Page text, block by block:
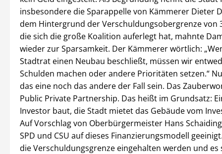
insbesondere die Sparappelle von Kämmerer Dieter
dem Hintergrund der Verschuldungsobergrenze von
die sich die große Koalition auferlegt hat, mahnte
wieder zur Sparsamkeit. Der Kämmerer wörtlich:
Stadtrat einen Neubau beschließt, müssen wir
Schulden machen oder andere Prioritäten setzen.“
das eine noch das andere der Fall sein. Das
Public Private Partnership. Das heißt im Grundsatz:
Investor baut, die Stadt mietet das Gebäude vom
Auf Vorschlag von Oberbürgermeister Hans
SPD und CSU auf dieses Finanzierungsmodell
die Verschuldungsgrenze eingehalten werden und es